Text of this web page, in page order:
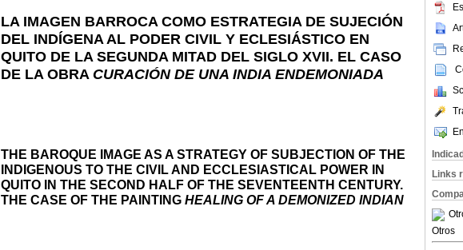
Links
Otros
LA IMAGEN BARROCA COMO ESTRATEGIA DE SUJECIÓN
DEL INDÍGENA AL PODER CIVIL Y ECLESIÁSTICO EN
QUITO DE LA SEGUNDA MITAD DEL SIGLO XVII. EL CASO
DE LA OBRA CURACIÓN DE UNA INDIA ENDEMONIADA
THE BAROQUE IMAGE AS A STRATEGY OF SUBJECTION OF THE
INDIGENOUS TO THE CIVIL AND ECCLESIASTICAL POWER IN
QUITO IN THE SECOND HALF OF THE SEVENTEENTH CENTURY.
THE CASE OF THE PAINTING HEALING OF A DEMONIZED INDIAN